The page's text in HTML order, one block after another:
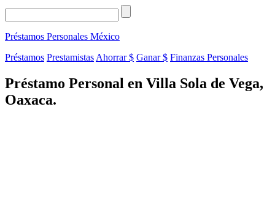
Préstamos Personales México
Préstamos Prestamistas Ahorrar $ Ganar $ Finanzas Personales
Préstamo Personal en Villa Sola de Vega,
Oaxaca.